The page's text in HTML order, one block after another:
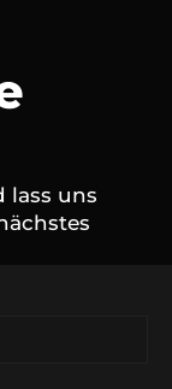
lass uns